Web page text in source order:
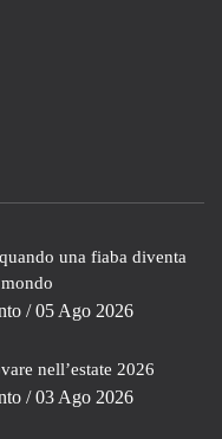
una fiaba diventa
/ 05 Ago 2026
nell’estate 2026
/ 03 Ago 2026